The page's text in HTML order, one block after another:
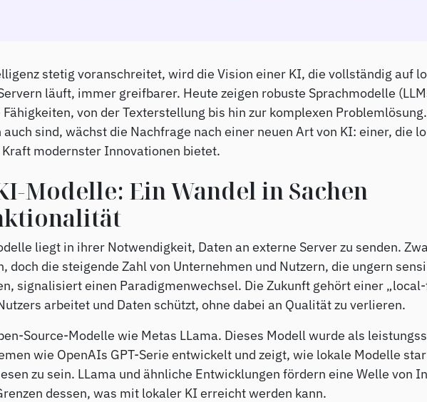
stetig voranschreitet, wird die Vision einer KI, die vollständig auf
läuft, immer greifbarer. Heute zeigen robuste Sprachmodelle
von der Texterstellung bis hin zur komplexen
sind, wächst die Nachfrage nach einer neuen Art von KI: einer, die
modernster Innovationen bietet.
Modelle: Ein Wandel in Sachen
liegt in ihrer Notwendigkeit, Daten an externe Server zu senden.
doch die steigende Zahl von Unternehmen und Nutzern, die ungern
signalisiert einen Paradigmenwechsel. Die Zukunft gehört einer
arbeitet und Daten schützt, ohne dabei an Qualität zu verlieren.
Source-Modelle wie Metas LLama. Dieses Modell wurde als
wie OpenAIs GPT-Serie entwickelt und zeigt, wie lokale Modelle
zu sein. LLama und ähnliche Entwicklungen fördern eine Welle von
dessen, was mit lokaler KI erreicht werden kann.